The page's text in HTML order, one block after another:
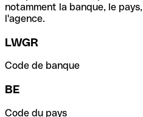
notamment la banque, le
l'agence.
LWGR
Code de banque
BE
Code du pays